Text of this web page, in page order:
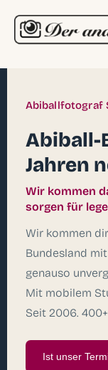
Abiballfotograf
Abiball-
Jahren
Wir kommen
sorgen für
Wir kommen
Bundesland
genauso
Mit mobilem
Seit 2006.
Ist unser